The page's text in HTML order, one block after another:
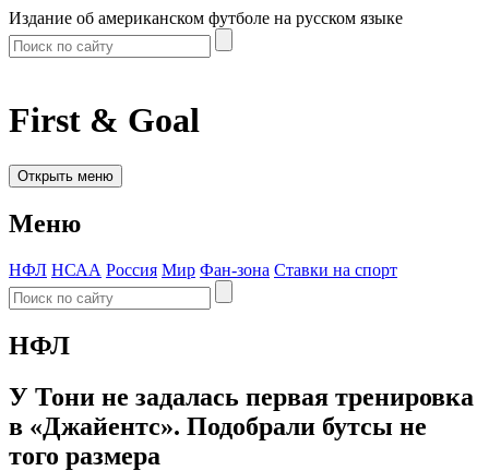
Издание об американском футболе на русском языке
First & Goal
Открыть меню
Меню
НФЛ НСАА Россия Мир Фан-зона Ставки на спорт
НФЛ
У Тони не задалась первая тренировка
в «Джайентс». Подобрали бутсы не
того размера